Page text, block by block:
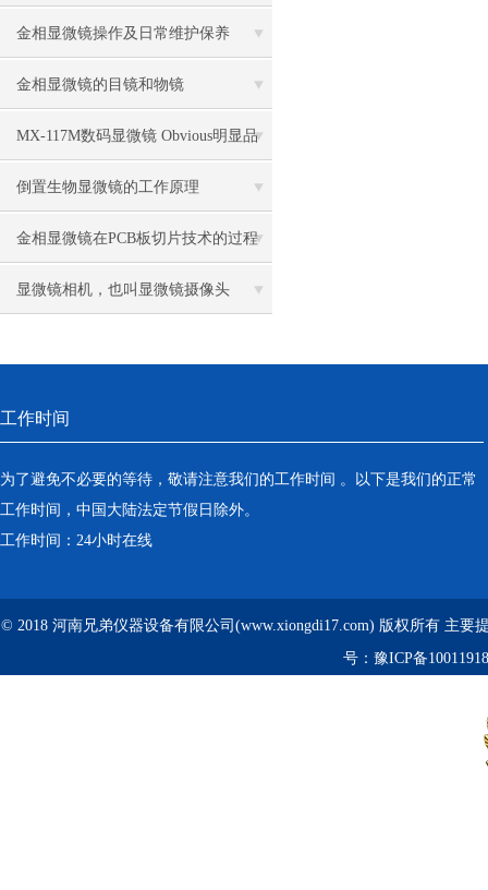
比传统卤素更明显
金相显微镜操作及日常维护保养
金相显微镜的目镜和物镜
MX-117M数码显微镜 Obvious明显品
牌值得推荐
倒置生物显微镜的工作原理
金相显微镜在PCB板切片技术的过程
控制中的作用
显微镜相机，也叫显微镜摄像头
工作时间
为了避免不必要的等待，敬请注意我们的工作时间 。以下是我们的正常
工作时间，中国大陆法定节假日除外。
工作时间：24小时在线
© 2018 河南兄弟仪器设备有限公司(www.xiongdi17.com) 版权所有 主要
号： 豫ICP备